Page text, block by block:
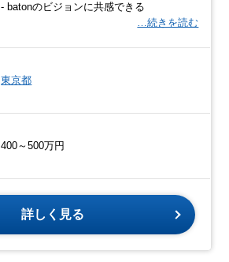
- batonのビジョンに共感できる
…続きを読む
東京都
400～500万円
詳しく見る